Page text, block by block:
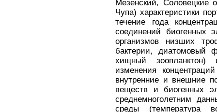
Мезенский, Соловецкие
Чупа) характеристики
течение года
соединений биогенных
организмов низших
бактерии, диатомовый
хищный зоопланктон)
изменения
внутренние и внешние
веществ и биогенных
среднемноголетним
среды (температура